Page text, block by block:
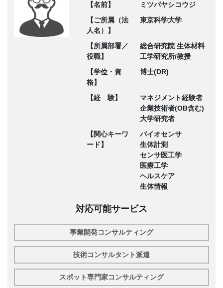
【名前】
ミツバヤシコウジ
【ご所属（法
人名）】
東京科学大学
【所属部署／
役職】
総合研究院 生体材料
工学研究所/教授
【学位・資
格】
博士(DR)
【経 験】
マネジメント経験者
企業技術者(OB含む)
大学研究者
【関心キーワ
ード】
バイオセンサ
生体計測
センサ医工学
医療工学
ヘルスケア
生体情報
対応可能サービス
事業開発コンサルティング
技術コンサルタント派遣
スポット専門家コンサルティング